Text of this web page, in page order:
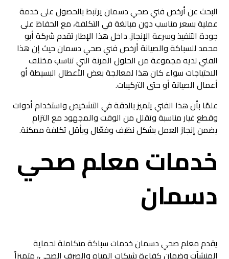
البحث عن أرخص فني صحي دسمان يرتبط بالحصول على خدمة
عملية بسعر مناسب دون مبالغة في التكلفة، مع الحفاظ على
جودة التنفيذ وسرعة الإنجاز. داخل هذا الإطار تقدم شركة أبو
محمد للسباكة والصيانة أرخص فني صحي دسمان حيث إن هذا
الفني لديه مجموعة من الحلول المرنة التي تناسب مختلف
الاحتياجات سواء كان هذا لمعالجة بعض الأعطال البسيطة أو
أعمال الصيانة أو حتى التركيبات.
علمًا بأن هذا الفني يتميز بالدقة في التشخيص واستخدام أدوات
وقطع غيار مناسبة وتقلل من الوقت والمجهود مع التزام
يضمن إنجاز العمل بشكل نظيف وفعّال وبأقل تكلفة ممكنة.
خدمات معلم صحي
دسمان
يقدم معلم صحي دسمان خدمات سباكة متكاملة لحماية
المنشآت وضمان كفاءة شبكات المياه والصرف الصحي، متميزاً